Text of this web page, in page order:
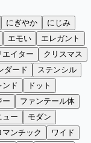
にぎやか
にじみ
エモい
エレガント
エイター
クリスマス
ダード
ステンシル
ンド
ドット
ー
ファンテール体
ュー
モダン
マンチック
ワイド